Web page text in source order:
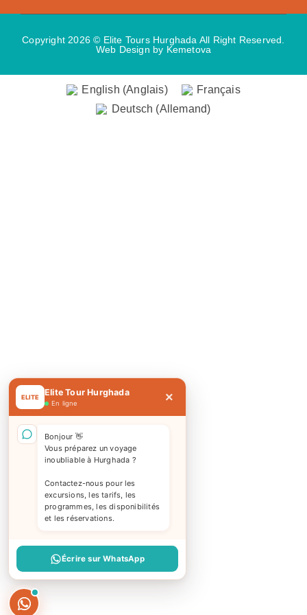
ELITE Elite Tour Hurghada
En ligne ×
Bonjour 👋
Vous préparez un voyage
inoubliable à Hurghada ?
Contactez-nous pour les
excursions, les tarifs, les
programmes, les disponibilités
et les réservations.
Écrire sur WhatsApp
Copyright 2026 © Elite Tours Hurghada All Right Reserved.
Web Design by Kemetova
English (Anglais)
Français
Deutsch (Allemand)